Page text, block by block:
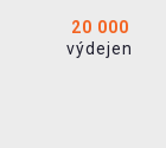
20 000
výdejen